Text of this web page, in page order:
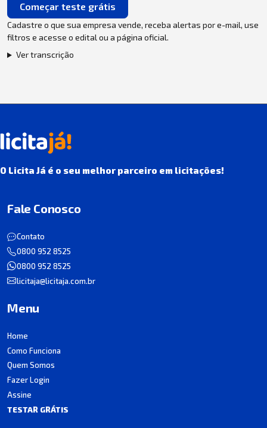
Começar teste grátis
Cadastre o que sua empresa vende, receba alertas por e-mail, use
filtros e acesse o edital ou a página oficial.
Ver transcrição
O Licita Já é o seu melhor parceiro em licitações!
Fale Conosco
Contato
0800 952 8525
0800 952 8525
licitaja@licitaja.com.br
Menu
Home
Como Funciona
Quem Somos
Fazer Login
Assine
TESTAR GRÁTIS